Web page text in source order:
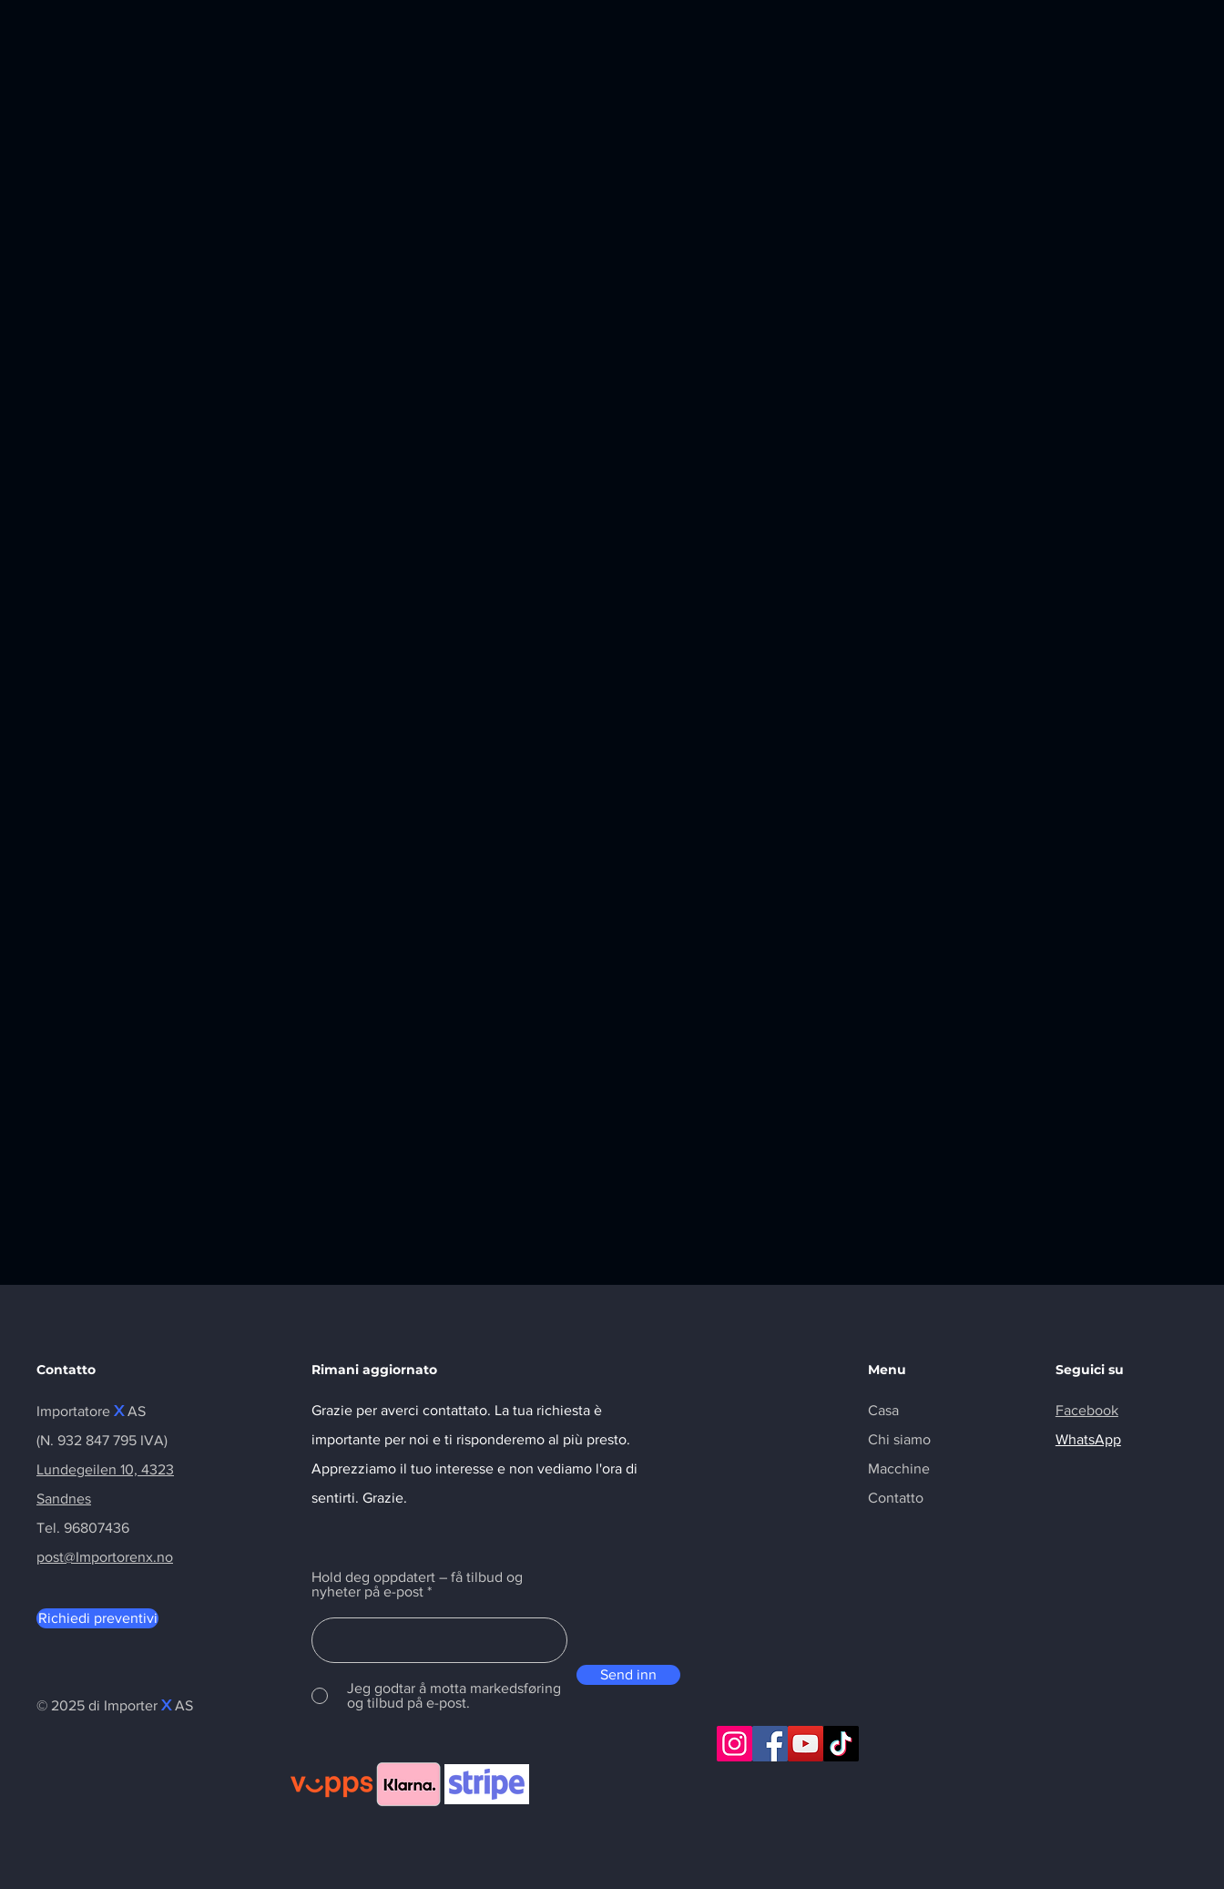
Contatto
Importatore X AS
(N. 932 847 795 IVA)
Lundegeilen 10, 4323
Sandnes
Tel. 96807436
post@Importorenx.no
Richiedi preventivi
© 2025 di Importer X AS
Rimani aggiornato
Grazie per averci contattato. La tua richiesta è
importante per noi e ti risponderemo al più presto.
Apprezziamo il tuo interesse e non vediamo l'ora di
sentirti. Grazie.
Hold deg oppdatert – få tilbud og
nyheter på e-post
Jeg godtar å motta markedsføring
og tilbud på e-post.
Send inn
Menu
Casa
Chi siamo
Macchine
Contatto
Seguici su
Facebook
WhatsApp